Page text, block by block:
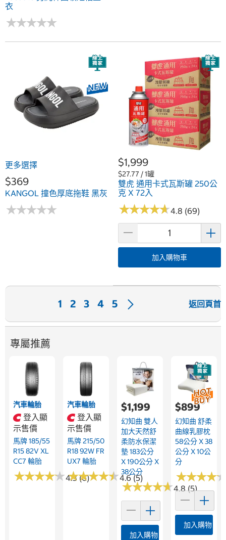
衣
★★★★★
★★★★★
更多選擇
$369
KANGOL 撞色厚底拖鞋 黑灰
★★★★★
★★★★★
$1,999
$27.77 / 1罐
雙虎 通用卡式瓦斯罐 250公
克 X 72入
★★★★★
★★★★★4.8 (69)
加入購物車
1 2 3 4 5 返回頁首
專屬推薦
汽車輪胎
登入顯
示售價
馬牌 185/55
R15 82V XL
CC7 輪胎
★★★★★
★★★★★4.3 (6)
汽車輪胎
登入顯
示售價
馬牌 215/50
R18 92W FR
UX7 輪胎
★★★★★
★★★★★4.6 (5)
$1,199
幻知曲 雙人
加大天然舒
柔防水保潔
墊 183公分
X 190公分 X
38公分
★★★★★
★★★★★4.8 (5)
加入購物車
$899
幻知曲 舒柔
曲線乳膠枕
58公分 X 38
公分 X 10公
分
★★★★
★★★★
加入購物車